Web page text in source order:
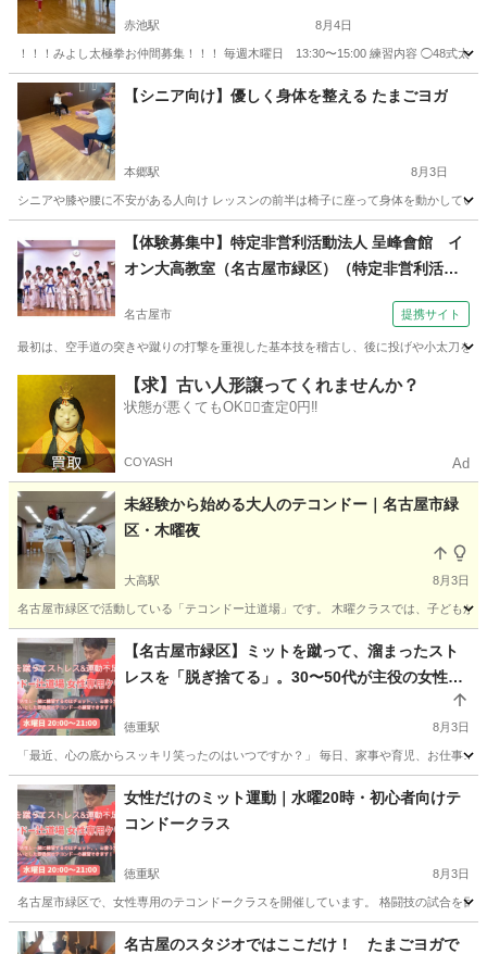
赤池駅 8月4日
！！！みよし太極拳お仲間募集！！！ 毎週木曜日 13:30〜15:00 練習内容 ◯48式
愛知 愛知郡 太極拳 太極剣
【シニア向け】優しく身体を整える たまごヨガ
本郷駅 8月3日
シニアや膝や腰に不安がある人向け レッスンの前半は椅子に座って身体を動かして
本郷駅 ヨガ シニア
【体験募集中】特定非営利活動法人 呈峰會館 イ
オン大高教室（名古屋市緑区）（特定非営利活動
土曜夕方６時半～）
名古屋市 提携サイト
最初は、空手道の突きや蹴りの打撃を重視した基本技を稽古し、後に投げや小太刀を
空手/他格闘技
【求】古い人形譲ってくれませんか？
状態が悪くてもOK🙆‍♀️査定0円‼️
COYASH Ad
未経験から始める大人のテコンドー｜名古屋市緑
区・木曜夜
大高駅 8月3日
名古屋市緑区で活動している「テコンドー辻道場」です。 木曜クラスでは、子ども
愛知 名古屋市 大高駅 空手/他格闘技 テコンドー
【名古屋市緑区】ミットを蹴って、溜まったスト
レスを「脱ぎ捨てる」。30〜50代が主役の女性専
徳重駅 8月3日
「最近、心の底からスッキリ笑ったのはいつですか？」 毎日、家事や育児、お仕事
愛知 名古屋市 徳重駅 空手/他格闘技 テコンドー
女性だけのミット運動｜水曜20時・初心者向けテ
コンドークラス
徳重駅 8月3日
名古屋市緑区で、女性専用のテコンドークラスを開催しています。 格闘技の試合を
愛知 名古屋市 徳重駅 空手/他格闘技
名古屋のスタジオではここだけ！ たまごヨガで